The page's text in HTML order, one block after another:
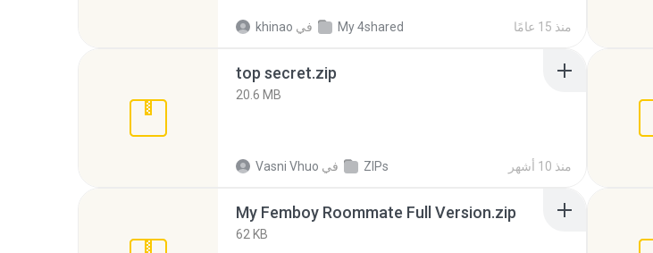
khinao في My 4shared منذ 15 عامًا
top secret.zip
20.6 MB
Vasni Vhuo في ZIPs منذ 10 أشهر
My Femboy Roommate Full Version.zip
62 KB